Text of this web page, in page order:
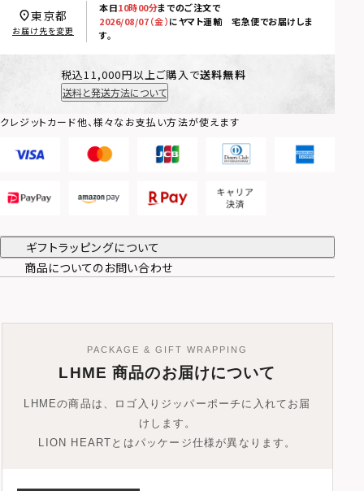
本日10時00分までのご注文で
2026/08/07（金）にヤマト運輸 宅急便でお届けしま
す。
東京都
お届け先を変更
税込11,000円以上ご購入で送料無料
送料と発送方法について
クレジットカード他、様々なお支払い方法が使えます
ギフトラッピングについて
商品についてのお問い合わせ
PACKAGE & GIFT WRAPPING
LHME 商品のお届けについて
LHMEの商品は、ロゴ入りジッパーポーチに入れてお届
けします。
LION HEARTとはパッケージ仕様が異なります。